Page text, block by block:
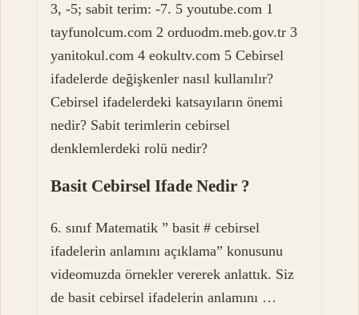
3, -5; sabit terim: -7. 5 youtube.com 1
tayfunolcum.com 2 orduodm.meb.gov.tr 3
yanitokul.com 4 eokultv.com 5 Cebirsel
ifadelerde değişkenler nasıl kullanılır?
Cebirsel ifadelerdeki katsayıların önemi
nedir? Sabit terimlerin cebirsel
denklemlerdeki rolü nedir?
Basit Cebirsel Ifade Nedir ?
6. sınıf Matematik ” basit # cebirsel
ifadelerin anlamını açıklama” konusunu
videomuzda örnekler vererek anlattık. Siz
de basit cebirsel ifadelerin anlamını …